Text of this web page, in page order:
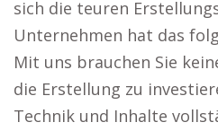
sich die teuren
Unternehmen hat das
Mit uns brauchen Sie
die Erstellung zu
Technik und Inhalte